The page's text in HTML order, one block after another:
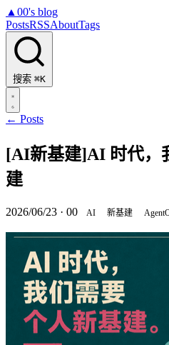
▲ 00's blog
PostsRSSAboutTags
搜索 ⌘K
← Posts
[AI新基建]AI 时代，
建
2026/06/23 · 00 AI 新基建